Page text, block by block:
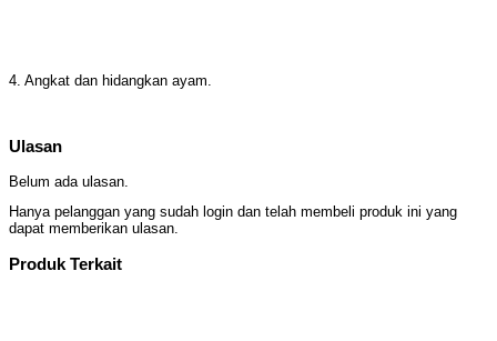
4. Angkat dan hidangkan ayam.
Ulasan
Belum ada ulasan.
Hanya pelanggan yang sudah login dan telah membeli produk ini yang
dapat memberikan ulasan.
Produk Terkait